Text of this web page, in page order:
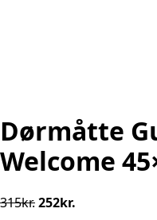
Dørmåtte
Welcome
315kr.Den
252kr.